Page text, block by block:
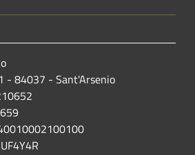
- 84037 - Sant'Arsenio